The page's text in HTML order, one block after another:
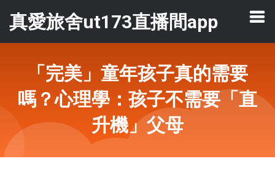
真愛旅舍ut173直播間app
「完美」童年孩子真的需要
嗎？心理學：孩子不需要「直
升機」父母